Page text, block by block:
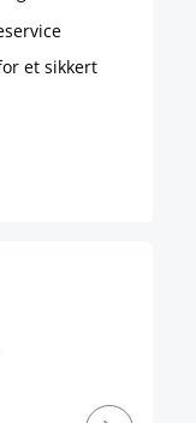
et sikkert